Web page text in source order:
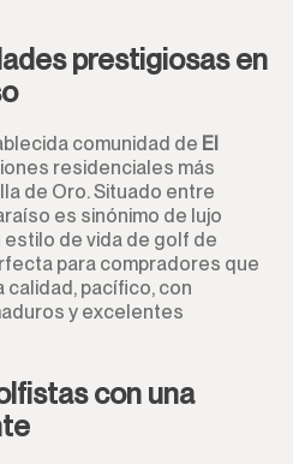
prestigiosas en
comunidad de El
residenciales más
de Oro. Situado entre
es sinónimo de lujo
de vida de golf de
para compradores que
calidad, pacífico, con
y excelentes
con una